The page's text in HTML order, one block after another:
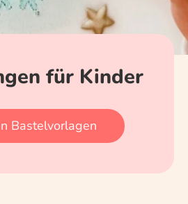
für Kinder
Bastelvorlagen